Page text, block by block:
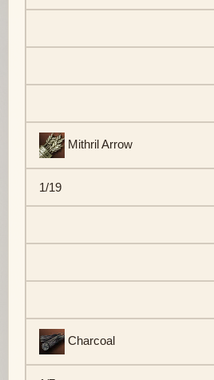
Mithril Arrow
1/19
Charcoal